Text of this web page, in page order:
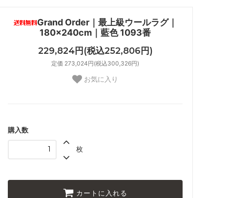
Grand Order｜最上級ウールラグ｜
180×240cm｜藍色 1093番
229,824円(税込252,806円)
定価 273,024円(税込300,326円)
お気に入り
購入数
枚
カートに入れる